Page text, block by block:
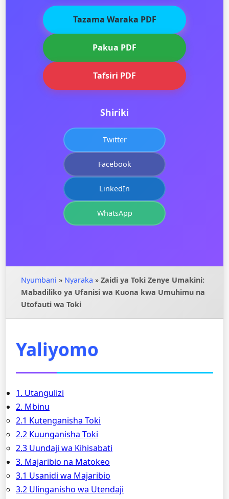
Tazama Waraka PDF
Pakua PDF
Tafsiri PDF
Shiriki
Twitter
Facebook
LinkedIn
WhatsApp
Nyumbani » Nyaraka » Zaidi ya Toki Zenye Umakini:
Mabadiliko ya Ufanisi wa Kuona kwa Umuhimu na
Utofauti wa Toki
Yaliyomo
1. Utangulizi
2. Mbinu
2.1 Kutenganisha Toki
2.2 Kuunganisha Toki
2.3 Uundaji wa Kihisabati
3. Majaribio na Matokeo
3.1 Usanidi wa Majaribio
3.2 Ulinganisho wa Utendaji